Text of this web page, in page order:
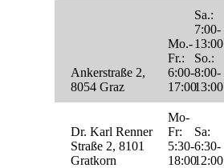
Ankerstraße 2,
8054 Graz
Mo.-
Fr.:
6:00-
17:00
Sa.:
7:00-
13:00
So.:
8:00-
13:00
Dr. Karl Renner
Straße 2, 8101
Gratkorn
Mo-
Fr:
5:30-
18:00
Sa:
6:30-
12:00